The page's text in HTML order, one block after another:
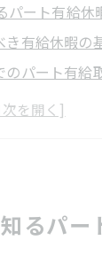
パート有給休
き有給休暇の
のパート有給
のルールを正
暇がもらえる
が与える有
るパー